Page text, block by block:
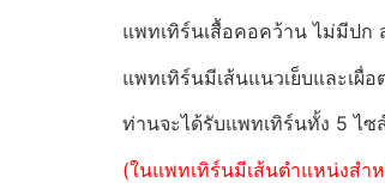
แพทเทิร์นเสื้อคอคว้าน ไม่มีปก
แพทเทิร์นมีเส้นแนวเย็บและเผื่อ
ท่านจะได้รับแพทเทิร์นทั้ง 5 ไซ
(ในแพทเทิร์นมีเส้นตำแหน่งสำ